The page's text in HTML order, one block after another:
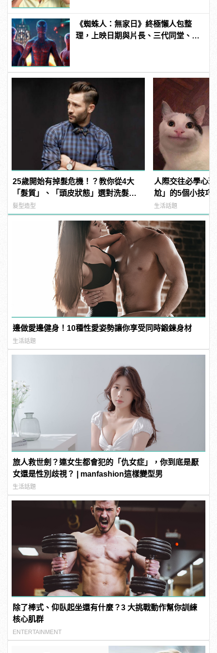
《蜘蛛人：無家日》終極懶人包整
理，上映日期與片長、三代同堂、湯
25歲開始有掉髮危機！？教你從4大
「髮質」、「頭皮狀態」選對洗髮
品，避免落髮、保養清潔一次到位！
髮型造型
人際交往必學心
尬」的5個小技巧
魅力！ |
生活話題
邊做愛邊健身！10種性愛姿勢讓你享受同時鍛鍊身材
生活話題
旅人救世劍？連女生都會犯的「仇女症」，你到底是厭
女還是性別歧視？ | manfashion這樣變型男
生活話題
除了棒式、仰臥起坐還有什麼？3 大挑戰動作幫你訓練
核心肌群
ENTERTAINMENT